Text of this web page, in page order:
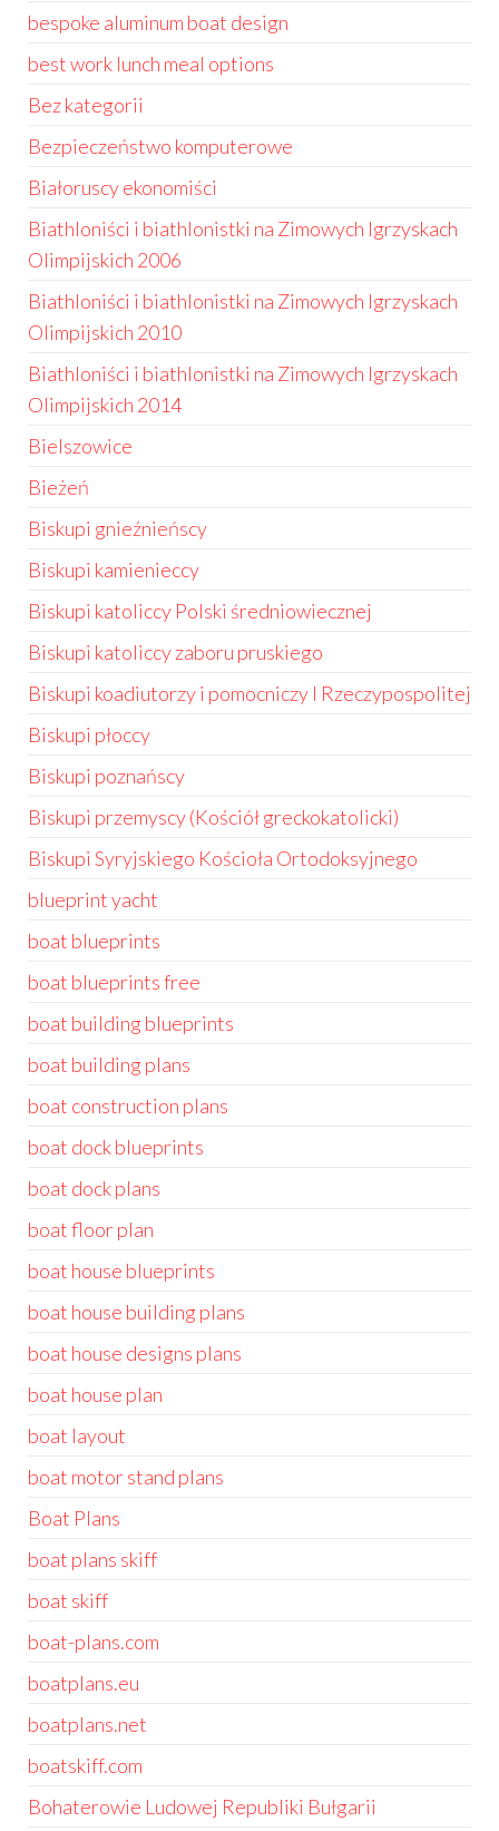
bespoke aluminum boat design
best work lunch meal options
Bez kategorii
Bezpieczeństwo komputerowe
Białoruscy ekonomiści
Biathloniści i biathlonistki na Zimowych Igrzyskach
Olimpijskich 2006
Biathloniści i biathlonistki na Zimowych Igrzyskach
Olimpijskich 2010
Biathloniści i biathlonistki na Zimowych Igrzyskach
Olimpijskich 2014
Bielszowice
Bieżeń
Biskupi gnieźnieńscy
Biskupi kamienieccy
Biskupi katoliccy Polski średniowiecznej
Biskupi katoliccy zaboru pruskiego
Biskupi koadiutorzy i pomocniczy I Rzeczypospolitej
Biskupi płoccy
Biskupi poznańscy
Biskupi przemyscy (Kościół greckokatolicki)
Biskupi Syryjskiego Kościoła Ortodoksyjnego
blueprint yacht
boat blueprints
boat blueprints free
boat building blueprints
boat building plans
boat construction plans
boat dock blueprints
boat dock plans
boat floor plan
boat house blueprints
boat house building plans
boat house designs plans
boat house plan
boat layout
boat motor stand plans
Boat Plans
boat plans skiff
boat skiff
boat-plans.com
boatplans.eu
boatplans.net
boatskiff.com
Bohaterowie Ludowej Republiki Bułgarii